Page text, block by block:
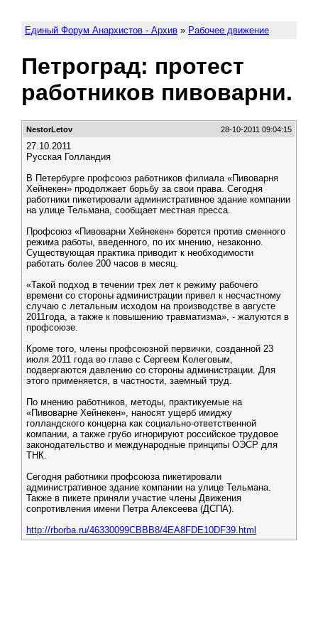
Единый Форум Анархистов - Архив » Рабочее движение
Петроград: протест
работников пивоварни.
NestorLetov 28-10-2011 09:04:15
27.10.2011
Русская Голландия
В Петербурге профсоюз работников филиала «Пивоварня
Хейнекен» продолжает борьбу за свои права. Сегодня
работники пикетировали административное здание компании
на улице Тельмана, сообщает местная пресса.
Профсоюз «Пивоварни Хейнекен» борется против сменного
режима работы, введенного, по их мнению, незаконно.
Существующая практика приводит к необходимости
работать более 200 часов в месяц.
«Такой подход в течении трех лет к режиму рабочего
времени со стороны администрации привел к несчастному
случаю с летальным исходом на производстве в августе
2011года, а также к повышению травматизма», - жалуются в
профсоюзе.
Кроме того, члены профсоюзной первички, созданной 23
июля 2011 года во главе с Сергеем Колеговым,
подвергаются давлению со стороны администрации. Для
этого применяется, в частности, заемный труд.
По мнению работников, методы, практикуемые на
«Пивоварне Хейнекен», наносят ущерб имиджу
голландского концерна как социально-ответственной
компании, а также грубо игнорируют российское трудовое
законодательство и международные принципы ОЭСР для
ТНК.
Сегодня работники профсоюза пикетировали
административное здание компании на улице Тельмана.
Также в пикете приняли участие члены Движения
сопротивления имени Петра Алексеева (ДСПА).
http://rborba.ru/46330099CBBB8/4EA8FDE10DF39.html